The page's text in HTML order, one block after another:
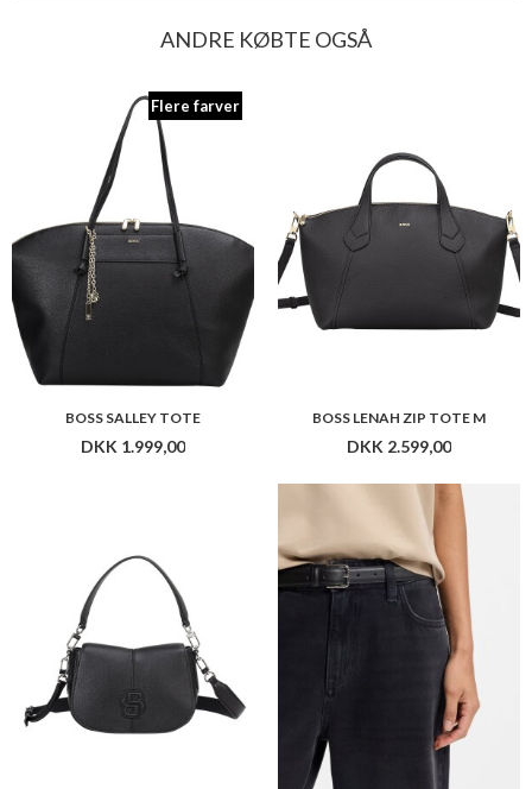
ANDRE KØBTE OGSÅ
Flere farver
BOSS SALLEY TOTE
DKK 1.999,00
BOSS LENAH ZIP TOTE M
DKK 2.599,00